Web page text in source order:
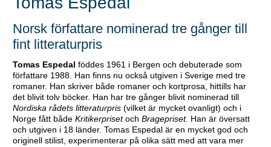
Norsk författare nominerad tre gånger till
fint litteraturpris
Tomas Espedal föddes 1961 i Bergen och debuterade som
författare 1988. Han finns nu också utgiven i Sverige med tre
romaner. Han skriver både romaner och kortprosa, hittills har
det blivit tolv böcker. Han har tre gånger blivit nominerad till
Nordiska rådets litteraturpris (vilket är mycket ovanligt) och i
Norge fått både Kritikerprisetoch Bragepriset. Han är översatt
och utgiven i 18 länder. Tomas Espedal är en mycket god och
originell stilist, experimenterar på olika sätt med att vara mer